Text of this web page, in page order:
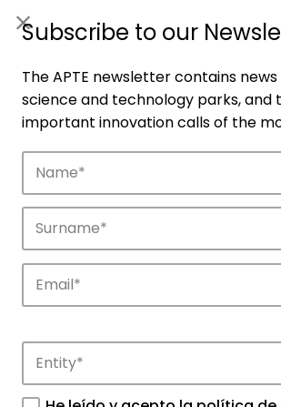
Companies
Discover the companies that
Subscribe to our
The APTE newsletter contains news
science and technology parks, and
important innovation calls of the